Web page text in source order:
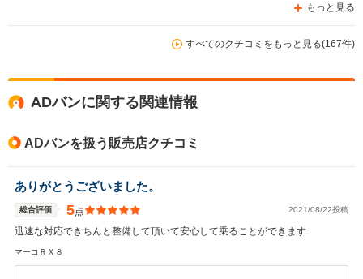
もっと見る
すべてのクチコミをもっと見る(167件)
ADバンに関する関連情報
ADバンを扱う販売店クチコミ
ありがとうございました。
総合評価 5点 2021/08/22投稿
迅速な対応できちんと整備して頂いて安心して乗ることができます
マーコＲＸ８